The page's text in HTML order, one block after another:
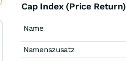
Cap Index (Price Return)
Name
Namenszusatz